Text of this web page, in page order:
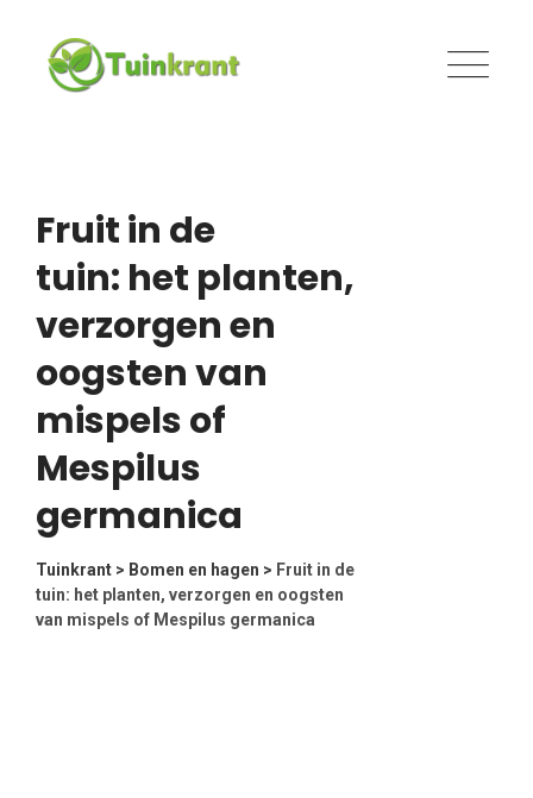
content
Fruit in de
tuin: het planten,
verzorgen en
oogsten van
mispels of
Mespilus
germanica
Tuinkrant > Bomen en hagen > Fruit in de
tuin: het planten, verzorgen en oogsten
van mispels of Mespilus germanica